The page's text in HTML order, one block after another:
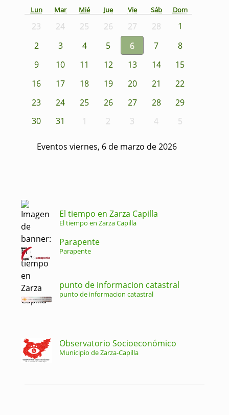
Lun Mar Mié Jue Vie Sáb Dom
23 24 25 26 27 28
1
2
3 4 5 6 7
8
9
10 11 12 13 14
15
16
17 18 19 20 21
22
23
24 25 26 27 28
29
30
31 1 2 3 4 5
Eventos viernes, 6 de marzo de 2026
El tiempo en Zarza Capilla
El tiempo en Zarza Capilla
Parapente
Parapente
punto de informacion catastral
punto de informacion catastral
Observatorio Socioeconómico
Municipio de Zarza-Capilla